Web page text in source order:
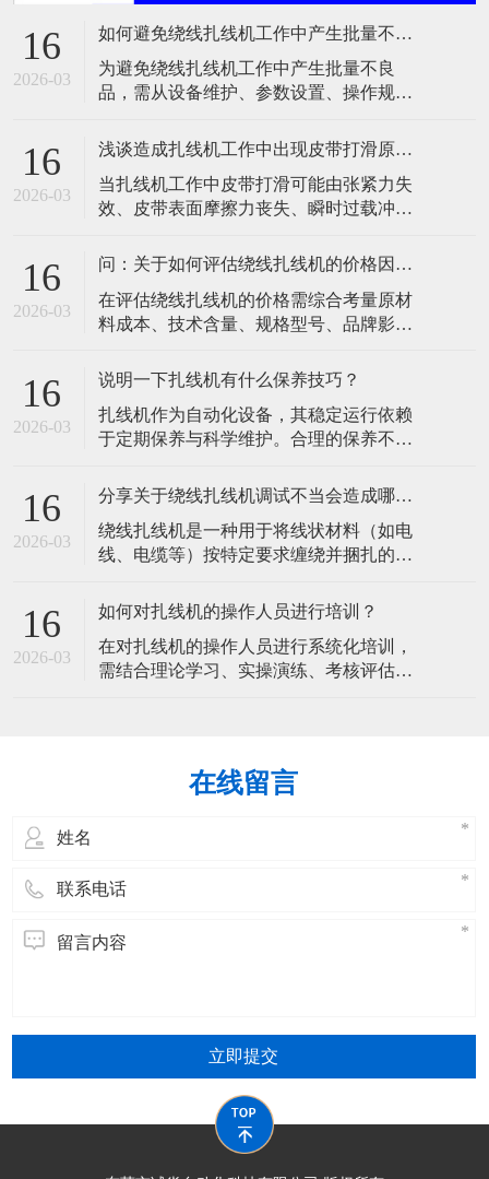
16
2026-03
如何避免绕线扎线机工作中产生批量不良品？
​为避免绕线扎线机工作中产生批量不良
品，需从设备维护、参数设置、操作规
方面综合管理。以下是具体措施：​一、设
备维护与保养定期检查与清洁：每日检查
气压表、润滑系统、电气连接等关键部
件，确保无松动或泄漏。每周清洁设备内
精密部件，防止
16
2026-03
浅谈造成扎线机工作中出现皮带打滑原因是什么？
​当扎线机工作中皮带打滑可能由张紧力失
效、皮带表面摩擦力丧失、瞬时过载冲
皮带轮对中不良等原因导致，以下是具体
检查张紧机构是否松动，按设备手册调整
至推荐值。若皮带因长期使用已永久性拉
带表面摩擦
16
2026-03
问：关于如何评估绕线扎线机的价格因素？
​在评估绕线扎线机的价格需综合考量原材
料成本、技术含量、规格型号、品牌影响
场定位八大核心因素，以下为具体分析：​
控制系统等的质量直接影响设备性能与寿
命。进口高品质元器件或特殊材料（如耐
致价格差
16
2026-03
说明一下扎线机有什么保养技巧？
​扎线机作为自动化设备，其稳定运行依赖
于定期保养与科学维护。合理的保养不仅
捆扎精度和生产效率。以下是扎线机保养
养及操作规范等方面：​一、日常清洁与基
础维护清洁机身与工作区域每日清理：使
尘、线屑、
16
2026-03
分享关于绕线扎线机调试不当会造成哪些影响？
​绕线扎线机是一种用于将线状材料（如电
线、电缆等）按特定要求缠绕并捆扎的自
车、新能源等行业。接下来，小编总结一
下关于绕线扎线机调试不当可能对设备性
能、生产效率、产品质量及安全等方面造
成多方面的影响，具体如下：​一、设备性
16
2026-03
如何对扎线机的操作人员进行培训？
​在对扎线机的操作人员进行系统化培训，
需结合理论学习、实操演练、考核评估和
目标设定核心能力熟练操作扎线机（启
动、调试、参数设置、停机）。掌握日常
在线留言
立即提交